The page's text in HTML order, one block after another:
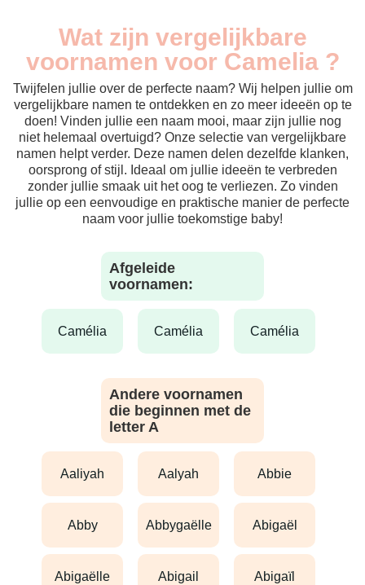
Wat zijn vergelijkbare
voornamen voor Camelia ?
Twijfelen jullie over de perfecte naam? Wij helpen jullie om
vergelijkbare namen te ontdekken en zo meer ideeën op te
doen! Vinden jullie een naam mooi, maar zijn jullie nog
niet helemaal overtuigd? Onze selectie van vergelijkbare
namen helpt verder. Deze namen delen dezelfde klanken,
oorsprong of stijl. Ideaal om jullie ideeën te verbreden
zonder jullie smaak uit het oog te verliezen. Zo vinden
jullie op een eenvoudige en praktische manier de perfecte
naam voor jullie toekomstige baby!
Afgeleide
voornamen:
camélia camélia camélia
Andere voornamen
die beginnen met de
letter A
aaliyah aalyah abbie
abby abbygaëlle abigaël
abigaëlle abigail abigaïl